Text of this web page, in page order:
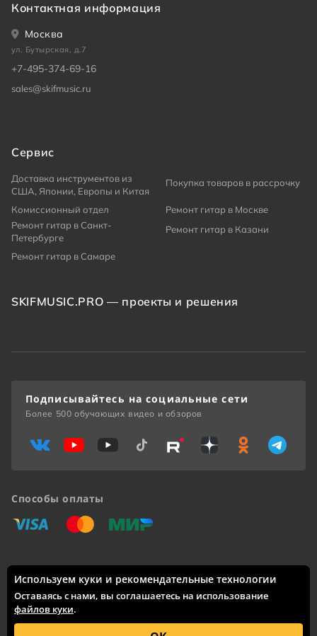
Контактная информация
Москва
ул. Бутырская, д.7
+7-495-374-69-16
sales@skifmusic.ru
Сервис
Доставка инструментов из
США, Японии, Европы и Китая
Покупка товаров в рассрочку
Комиссионный отдел
Ремонт гитар в Москве
Ремонт гитар в Санкт-
Петербурге
Ремонт гитар в Казани
Ремонт гитар в Самаре
SKIFMUSIC.PRO — проекты и решения
© 2005 – 2026 Каталог интернет-сайта
Доставка по России: Москва, Санкт-Петербург, Новосибирск,
Екатеринбург, Казань, Нижний Новгород, Челябинск,
Красноярск, Самара, Уфа, Ростов-на-Дону, Омск, Краснодар,
Воронеж, Волгоград, Пермь и другие города.
Способы оплаты
«Виза» «Мастеркард»
«Мир»
Подписывайтесь на социальные сети
Более 500 обучающих видео и обзоров
Используем куки и рекомендательные технологии
Оставаясь с нами, вы соглашаетесь на использование
файлов куки.